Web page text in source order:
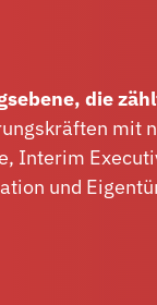
die
mit
Interim
und